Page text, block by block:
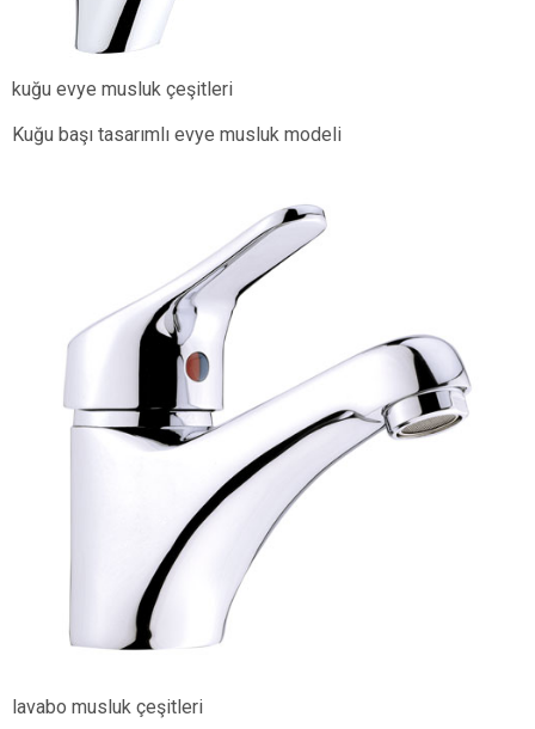
kuğu evye musluk çeşitleri
Kuğu başı tasarımlı evye musluk modeli
lavabo musluk çeşitleri